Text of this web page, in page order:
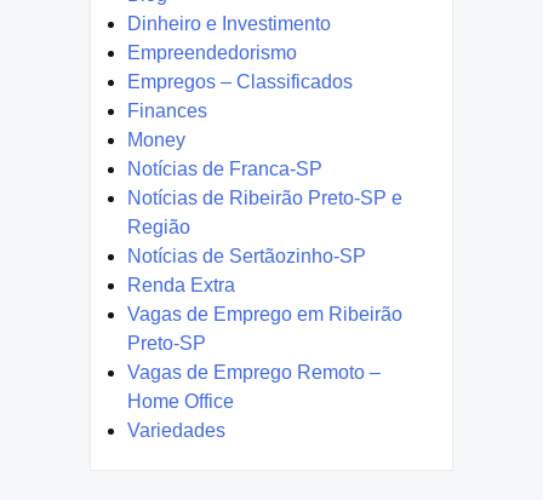
Dinheiro e Investimento
Empreendedorismo
Empregos – Classificados
Finances
Money
Notícias de Franca-SP
Notícias de Ribeirão Preto-SP e
Região
Notícias de Sertãozinho-SP
Renda Extra
Vagas de Emprego em Ribeirão
Preto-SP
Vagas de Emprego Remoto –
Home Office
Variedades